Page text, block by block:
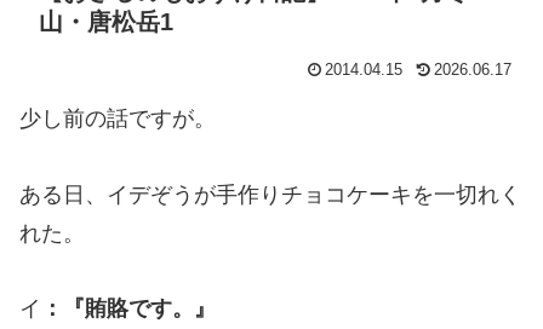
山・唐松岳1
2014.04.15 2026.06.17
少し前の話ですが。
ある日、イデぞうが手作りチョコケーキを一切れく
れた。
イ ：『賄賂です。』